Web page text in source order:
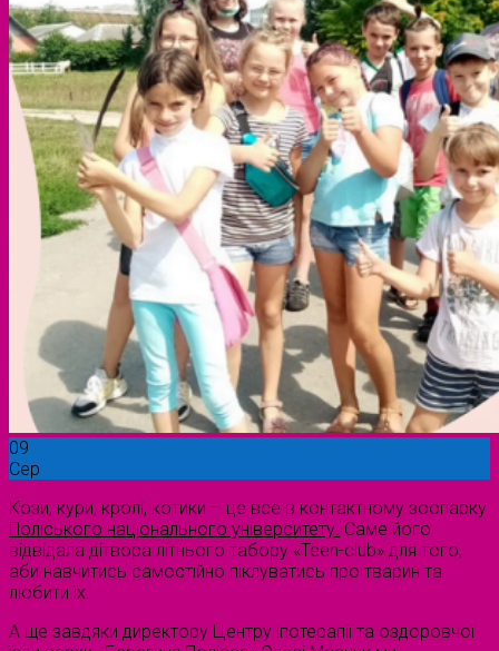
09
Сер
Кози, кури, кролі, котики – це все в контактному зоопарку
Поліського національного університету. Саме його
відвідала дітвора літнього табору «Teen-club» для того,
аби навчитись самостійно піклуватись про тварин та
любити їх.
А ще завдяки директору Центру іпотерапії та оздоровчої